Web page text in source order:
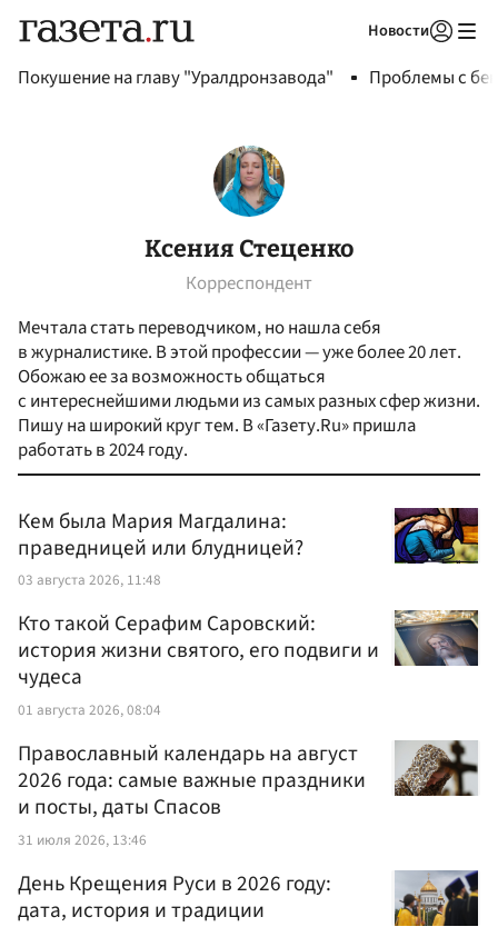
Новости
Покушение на главу "Уралдронзавода" Проблемы с
Ксения Стеценко
Корреспондент
Мечтала стать переводчиком, но нашла себя
в журналистике. В этой профессии — уже более 20 лет.
Обожаю ее за возможность общаться
с интереснейшими людьми из самых разных сфер жизни.
Пишу на широкий круг тем. В «Газету.Ru» пришла
работать в 2024 году.
Кем была Мария Магдалина:
праведницей или блудницей?
03 августа 2026, 11:48
Кто такой Серафим Саровский:
история жизни святого, его подвиги и
чудеса
01 августа 2026, 08:04
Православный календарь на август
2026 года: самые важные праздники
и посты, даты Спасов
31 июля 2026, 13:46
День Крещения Руси в 2026 году:
дата, история и традиции